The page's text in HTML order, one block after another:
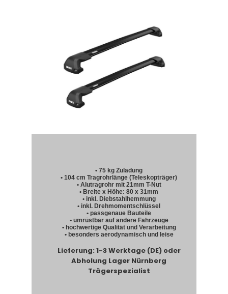
• 75 kg Zuladung
• 104 cm Tragrohrlänge (Teleskopträger)
• Alutragrohr mit 21mm T-Nut
• Breite x Höhe: 80 x 31mm
• inkl. Diebstahlhemmung
• inkl. Drehmomentschlüssel
• passgenaue Bauteile
• umrüstbar auf andere Fahrzeuge
• hochwertige Qualität und Verarbeitung
• besonders aerodynamisch und leise
Lieferung: 1-3 Werktage (DE) oder
Abholung Lager Nürnberg
Trägerspezialist